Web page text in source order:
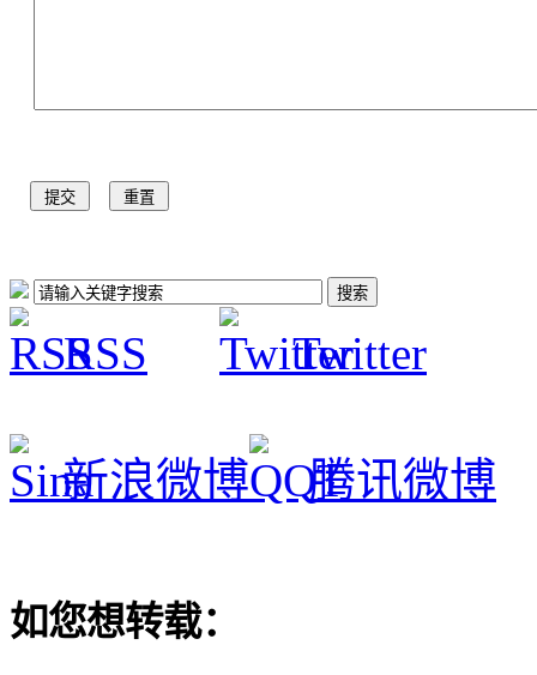
RSS Twitter
新浪微博 腾讯微博
如您想转载：